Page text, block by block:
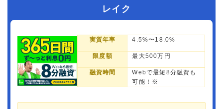
レイク
実質年率 4.5%〜18.0%
限度額 最大500万円
融資時間
Webで最短8分融資も
可能！※